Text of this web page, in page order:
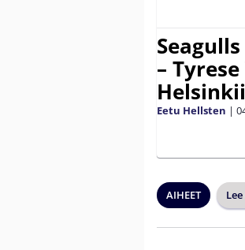
–
Eetu Hellsten |
AIHEET